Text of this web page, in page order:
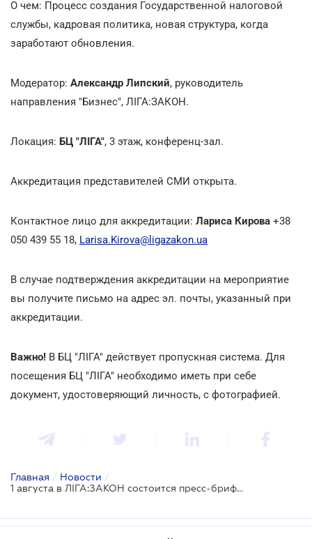
О чем: Процесс создания Государственной налоговой
службы, кадровая политика, новая структура, когда
заработают обновления.
Модератор: Александр Липский, руководитель
направления "Бизнес", ЛІГА:ЗАКОН.
Локация: БЦ "ЛІГА", 3 этаж, конференц-зал.
Аккредитация представителей СМИ открыта.
Контактное лицо для аккредитации: Лариса Кирова +38
050 439 55 18, Larisa.Kirova@ligazakon.ua
В случае подтверждения аккредитации на мероприятие
вы получите письмо на адрес эл. почты, указанный при
аккредитации.
Важно! В БЦ "ЛІГА" действует пропускная система. Для
посещения БЦ "ЛІГА" необходимо иметь при себе
документ, удостоверяющий личность, с фотографией.
Главная / Новости /
1 августа в ЛІГА:ЗАКОН состоится пресс-брифинг Председателя ГНС Сергея Верланова